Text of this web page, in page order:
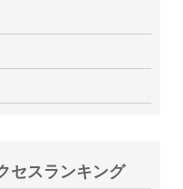
セスランキング